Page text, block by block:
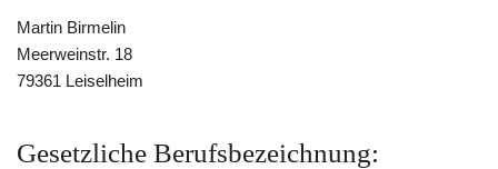
Martin Birmelin
Meerweinstr. 18
79361 Leiselheim
Gesetzliche Berufsbezeichnung: